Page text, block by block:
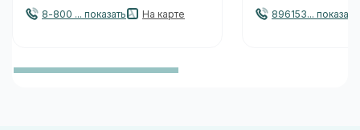
8-800 ... показать
На карте
896153... показать